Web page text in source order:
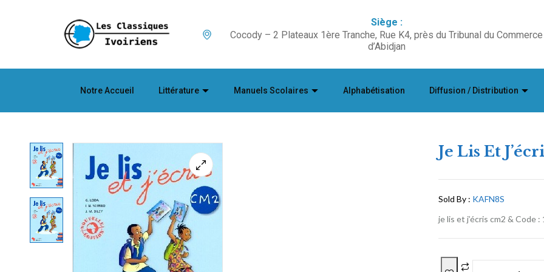
Siège :
Cocody – 2 Plateaux 1ère Tranche, Rue K4, près du Tribunal du Commerce
d’Abidjan
Notre Accueil Littérature Manuels Scolaires Alphabétisation Diffusion / Distribution
Je Lis Et
Sold By : KAFN8S
je lis et j’écris cm2 & Code :